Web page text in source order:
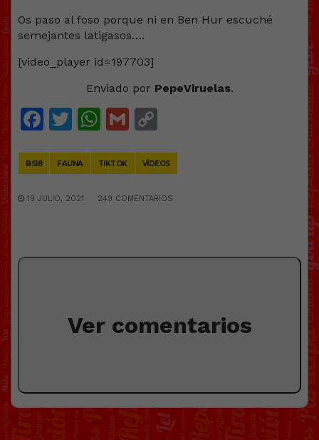
Os paso al foso porque ni en Ben Hur escuché
semejantes latigasos….
[video_player id=197703]
Enviado por PepeViruelas.
Facebook
Twitter
WhatsApp
Gmail
BS18 FAUNA TIKTOK VÍDEOS
19 JULIO, 2021 249 COMENTARIOS
Ver comentarios